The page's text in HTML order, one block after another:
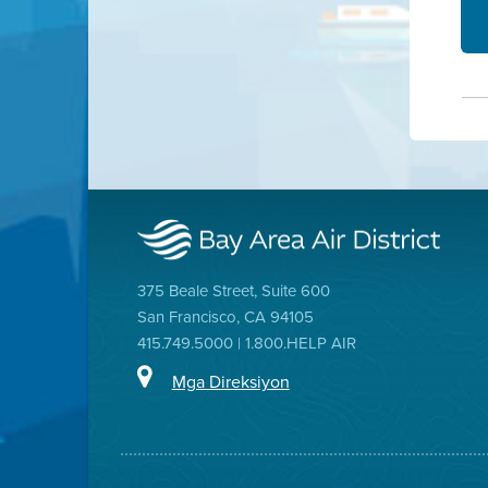
375 Beale Street, Suite 600
San Francisco, CA 94105
415.749.5000 | 1.800.HELP AIR
Mga Direksiyon